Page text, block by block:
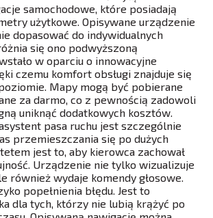
samochodowe, które posiadają
użytkowe. Opisywane urządzenie
dopasować do indywidualnych
się ono podwyższoną
w oparciu o innowacyjne
czemu komfort obsługi znajduje się
Mapy mogą być pobierane
za darmo, co z pewnością zadowoli
uniknąć dodatkowych kosztów.
pasa ruchu jest szczególnie
przemieszczania się po dużych
jest to, aby kierowca zachował
Urządzenie nie tylko wizualizuje
również wydaje komendy głosowe.
popełnienia błędu. Jest to
dla tych, którzy nie lubią krążyć po